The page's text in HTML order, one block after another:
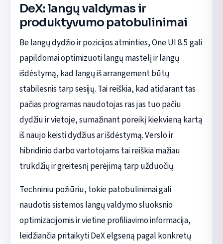
DeX: langų valdymas ir
produktyvumo patobulinimai
Be langų dydžio ir pozicijos atminties, One UI 8.5 gali
papildomai optimizuoti langų mastelį ir langų
išdėstymą, kad langų iš arrangement būtų
stabilesnis tarp sesijų. Tai reiškia, kad atidarant tas
pačias programas naudotojas ras jas tuo pačiu
dydžiu ir vietoje, sumažinant poreikį kiekvieną kartą
iš naujo keisti dydžius ar išdėstymą. Verslo ir
hibridinio darbo vartotojams tai reiškia mažiau
trukdžių ir greitesnį perėjimą tarp užduočių.
Techniniu požiūriu, tokie patobulinimai gali
naudotis sistemos langų valdymo sluoksnio
optimizacijomis ir vietine profiliavimo informacija,
leidžiančia pritaikyti DeX elgseną pagal konkretų